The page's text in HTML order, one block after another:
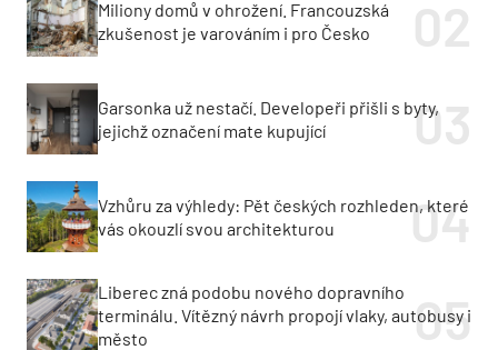
Miliony domů v ohrožení. Francouzská
zkušenost je varováním i pro Česko
Garsonka už nestačí. Developeři přišli s byty,
jejichž označení mate kupující
Vzhůru za výhledy: Pět českých rozhleden, které
vás okouzlí svou architekturou
Liberec zná podobu nového dopravního
terminálu. Vítězný návrh propojí vlaky, autobusy i
město